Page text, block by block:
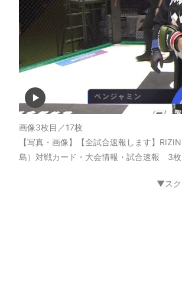
画像3枚目／17枚
【写真・画像】【全試合速報します】
島）対戦カード・大会情報・試合速報 3
▼スク